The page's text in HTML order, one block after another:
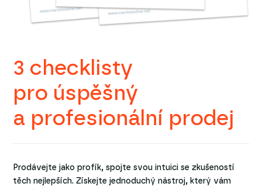
3 checklisty
pro úspěšný
a profesionální prodej
Prodávejte jako profík, spojte svou intuici se zkušeností
těch nejlepších. Získejte jednoduchý nástroj, který vám